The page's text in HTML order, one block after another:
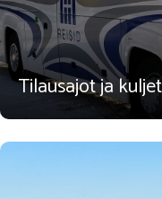
Tilausajot ja